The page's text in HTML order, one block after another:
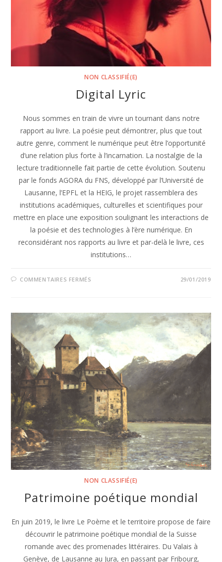
NON CLASSIFIÉ(E)
Digital Lyric
Nous sommes en train de vivre un tournant dans notre
rapport au livre. La poésie peut démontrer, plus que tout
autre genre, comment le numérique peut être l’opportunité
d’une relation plus forte à l’incarnation. La nostalgie de la
lecture traditionnelle fait partie de cette évolution. Soutenu
par le fonds AGORA du FNS, développé par l’Université de
Lausanne, l’EPFL et la HEIG, le projet rassemblera des
institutions académiques, culturelles et scientifiques pour
mettre en place une exposition soulignant les interactions de
la poésie et des technologies à l’ère numérique. En
reconsidérant nos rapports au livre et par-delà le livre, ces
institutions…
COMMENTAIRES FERMÉS 29/01/2019
NON CLASSIFIÉ(E)
Patrimoine poétique mondial
En juin 2019, le livre Le Poème et le territoire propose de faire
découvrir le patrimoine poétique mondial de la Suisse
romande avec des promenades littéraires. Du Valais à
Genève, de Lausanne au Jura, en passant par Fribourg,